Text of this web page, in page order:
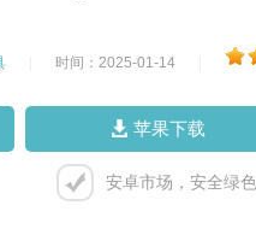
时间：2025-01-14
苹果下载
安卓市场，安全绿色